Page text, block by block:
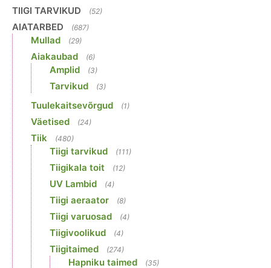
TIIGI TARVIKUD
(52)
AIATARBED (687)
Mullad (29)
Aiakaubad (6)
Amplid (3)
Tarvikud (3)
Tuulekaitsevõrgud (1)
Väetised (24)
Tiik (480)
Tiigi tarvikud (111)
Tiigikala toit (12)
UV Lambid (4)
Tiigi aeraator (8)
Tiigi varuosad (4)
Tiigivoolikud (4)
Tiigitaimed (274)
Hapniku taimed (35)